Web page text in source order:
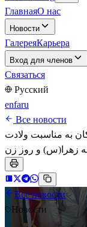
ГлавнаяО нас
Новости
ГалереяКарьера
Вход для членов
Связаться
Русский
enfaru
Все новости
به مناسبت ولادت
زهرا(س) و روز زن
Все новости
Новости